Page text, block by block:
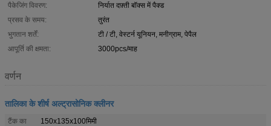
पैकेजिंग विवरण:
निर्यात दफ़्ती बॉक्स में पैक्ड
प्रसव के समय:
तुरंत
भुगतान शर्तें:
टी / टी, वेस्टर्न यूनियन, मनीग्राम, पेपैल
आपूर्ति की क्षमता:
3000pcs/माह
वर्णन
तालिका के शीर्ष अल्ट्रासोनिक क्लीनर
टैंक का
150x135x100मिमी